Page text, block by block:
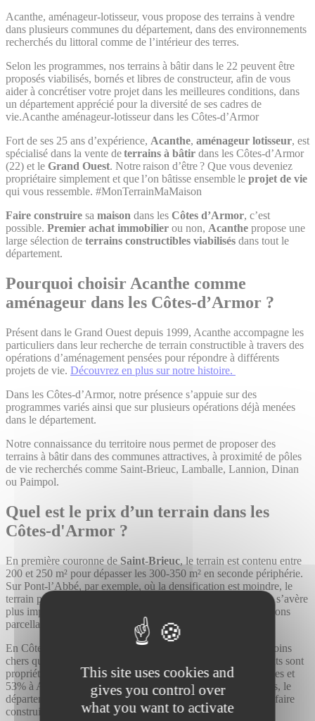
This site uses cookies and
gives you control over
what you want to activate
Acanthe, aménageur-lotisseur, vous propose des terrains à vendre
dans plusieurs communes du département, dans des environnements
recherchés du littoral comme de l’intérieur des terres.
Selon les programmes, nos terrains à bâtir dans le 22 peuvent être
proposés viabilisés, bornés et libres de constructeur, afin de vous
aider à concrétiser votre projet dans les meilleures conditions, dans
un département apprécié pour la diversité de ses cadres de
vie.Acanthe aménageur-lotisseur dans les Côtes-d’Armor
Fort de ses 25 ans d’expérience, Acanthe, aménageur lotisseur, est
spécialisé dans la vente deterrains à bâtir dans les Côtes-d’Armor
(22) et le Grand Ouest. Notre raison d’être ? Que vous deveniez
propriétaire simplement et que l’on bâtisse ensemble le projet de vie
qui vous ressemble. #MonTerrainMaMaison
Faire construire sa maison dans les Côtes d’Armor, c’est
possible. Premier achat immobilier ou non, Acanthe propose une
large sélection de terrains constructibles viabilisés dans tout le
département.
Pourquoi choisir Acanthe comme
aménageur dans les Côtes-d’Armor ?
Présent dans le Grand Ouest depuis 1999, Acanthe accompagne les
particuliers dans leur recherche de terrain constructible à travers des
opérations d’aménagement pensées pour répondre à différents
projets de vie. Découvrez en plus sur notre histoire.
Dans les Côtes-d’Armor, notre présence s’appuie sur des
programmes variés ainsi que sur plusieurs opérations déjà menées
dans le département.
Notre connaissance du territoire nous permet de proposer des
terrains à bâtir dans des communes attractives, à proximité de pôles
de vie recherchés comme Saint-Brieuc, Lamballe, Lannion, Dinan
ou Paimpol.
Quel est le prix d’un terrain dans les
Côtes-d'Armor ?
En première couronne de Saint-Brieuc, le terrain est contenu entre
200 et 250 m² pour dépasser les 300-350 m² en seconde périphérie.
Sur Pont-l’Abbé, par exemple, où la densification est moindre, le
terrain peut atteindre les 450 m². En secteur diffus, la surface s’avère
plus importante même si de plus en plus, elle résulte de divisions
parcellaires et dépasse peu les 600 à 700 m².
En Côtes d’Armor, les prix de l’immobilier sont beaucoup moins
chers qu’en région parisienne ou
. 70.8% des habitants sont
propriétaires de leur résidence principale, contre 37% à Rennes et
53% à Angers… Du bord de mer jusqu’à l’intérieur des terres, le
département dispose d’une offre foncière intéressante pour y faire
construire sa résidence principale ou secondaire.